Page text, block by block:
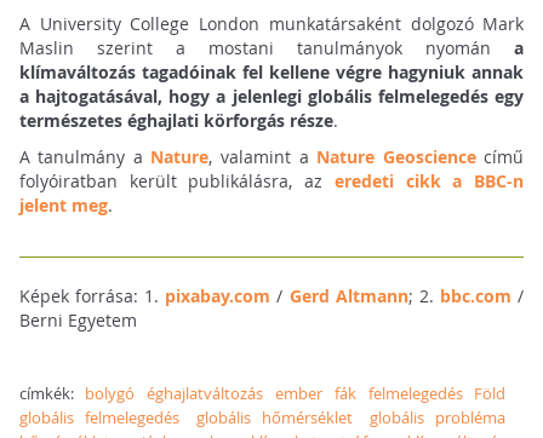
A University College London munkatársaként dolgozó Mark
Maslin szerint a mostani tanulmányok nyomána
klímaváltozás tagadóinak fel kellene végre hagyniuk annak
a hajtogatásával, hogy a jelenlegi globális felmelegedés egy
természetes éghajlati körforgás része.
A tanulmány a Nature, valamint a Nature Geosciencecímű
folyóiratban került publikálásra, az eredeti cikk a BBC-n
jelent meg.
Képek forrása: 1. pixabay.com / Gerd Altmann; 2. bbc.com /
Berni Egyetem
címkék: bolygó éghajlatváltozás ember fák felmelegedés Föld
globális felmelegedés
globális hőmérséklet
globális probléma